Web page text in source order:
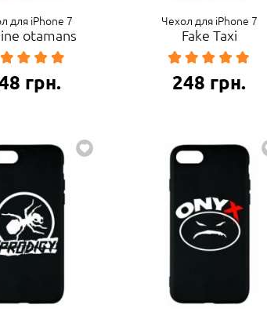
для iPhone 7
otamans
грн.
Чехол для iPhone 7
Fake Taxi
248 грн.